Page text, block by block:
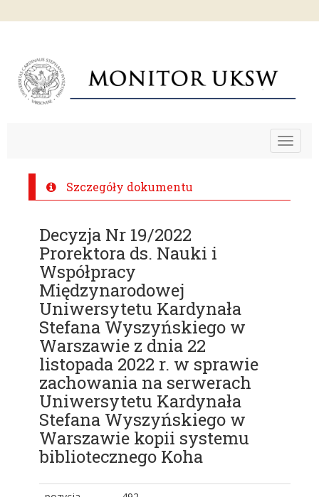
Toggle
Szczegóły dokumentu
Decyzja Nr 19/2022
Prorektora ds. Nauki i
Współpracy
Międzynarodowej
Uniwersytetu Kardynała
Stefana Wyszyńskiego w
Warszawie z dnia 22
listopada 2022 r. w sprawie
zachowania na serwerach
Uniwersytetu Kardynała
Stefana Wyszyńskiego w
Warszawie kopii systemu
bibliotecznego Koha